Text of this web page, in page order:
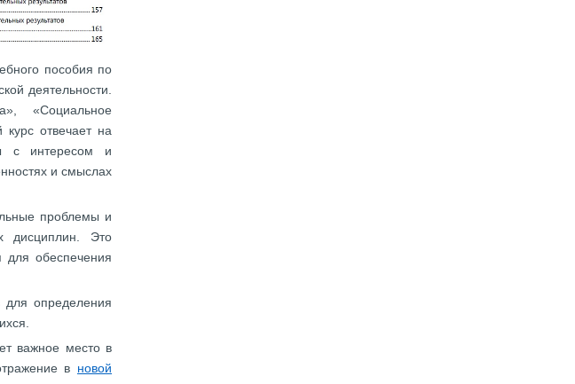
пособия по
деятельности.
«Социальное
отвечает на
с интересом и
и смыслах
проблемы и
дисциплин. Это
для обеспечения
для определения
важное место в
в новой